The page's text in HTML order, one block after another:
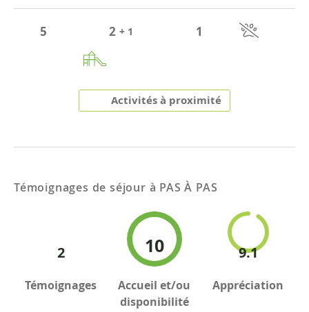
5 2 + 1 1
Activités à proximité
Témoignages de séjour à PAS À PAS
2
Témoignages
10
Accueil et/ou
disponibilité
9.1
Appréciation